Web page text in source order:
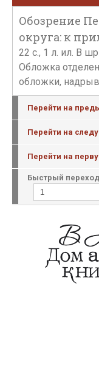
Обозрение
округа: к
22 с., 1 л. ил. В
Обложка
обложки,
Перейти на
Перейти на
Перейти на
Быстрый